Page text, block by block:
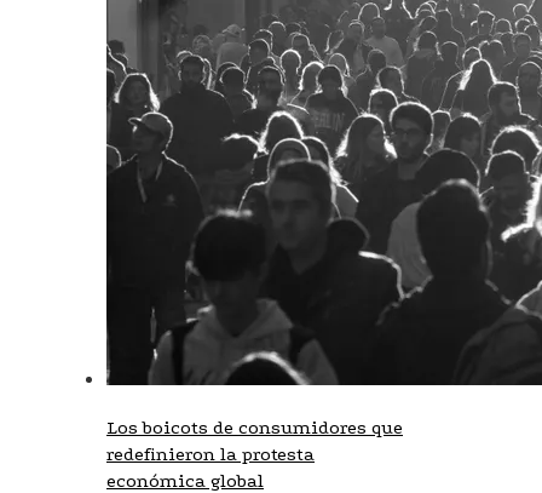
Los boicots de consumidores que
redefinieron la protesta
económica global